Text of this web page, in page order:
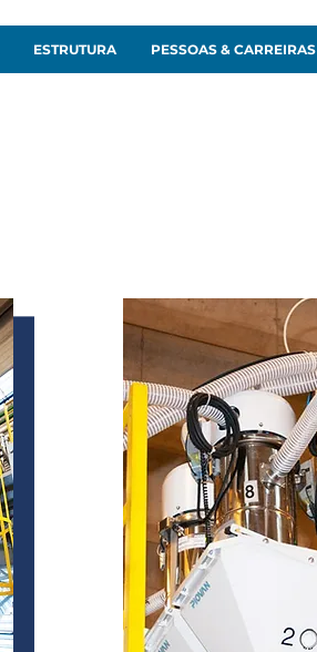
ESTRUTURA PESSOAS & CARREIRAS